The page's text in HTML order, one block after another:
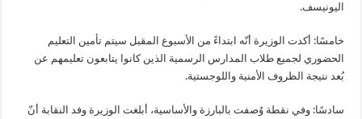
اليونيسف.
خامسًا: أكدت الوزيرة أنّه ابتداءً من الأسبوع المقبل سيتم تأمين التعليم
الحضوري لجميع طلاب المدارس الرسمية الذين كانوا يتابعون تعليمهم عن
بُعد نتيجة الظروف الأمنية واللوجستية.
سادسًا: وفي نقطة وُصفت بالبارزة والأساسية، أبلغت الوزيرة وفد النقابة أنّ